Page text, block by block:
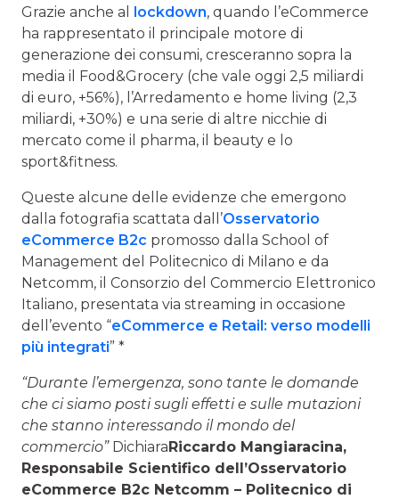
Grazie anche al lockdown, quando l’eCommerce
ha rappresentato il principale motore di
generazione dei consumi, cresceranno sopra la
media il Food&Grocery (che vale oggi 2,5 miliardi
di euro, +56%), l’Arredamento e home living (2,3
miliardi, +30%) e una serie di altre nicchie di
mercato come il pharma, il beauty e lo
sport&fitness.
Queste alcune delle evidenze che emergono
dalla fotografia scattata dall’Osservatorio
eCommerce B2c promosso dalla School of
Management del Politecnico di Milano e da
Netcomm, il Consorzio del Commercio Elettronico
Italiano, presentata via streaming in occasione
dell’evento “eCommerce e Retail: verso modelli
più integrati” *
“Durante l’emergenza, sono tante le domande
che ci siamo posti sugli effetti e sulle mutazioni
che stanno interessando il mondo del
commercio” DichiaraRiccardo Mangiaracina,
Responsabile Scientifico dell’Osservatorio
eCommerce B2c Netcomm – Politecnico di